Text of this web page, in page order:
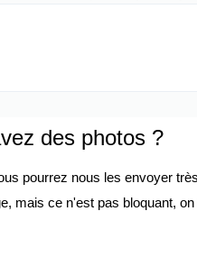
des photos ?
pourrez nous les envoyer
mais ce n'est pas bloquant,